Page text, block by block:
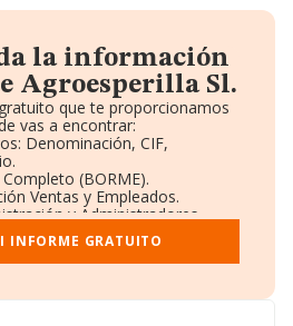
la información
Agroesperilla Sl.
que te proporcionamos
vas a encontrar:
Denominación, CIF,
(BORME).
Ventas y Empleados.
y Administradores.
en otras empresas.
y registral complementaria.
INFORME GRATUITO